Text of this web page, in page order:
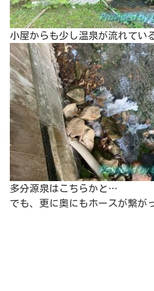
小屋からも少し温泉が流れてい
多分源泉はこちらかと…
でも、更に奥にもホースが繋が